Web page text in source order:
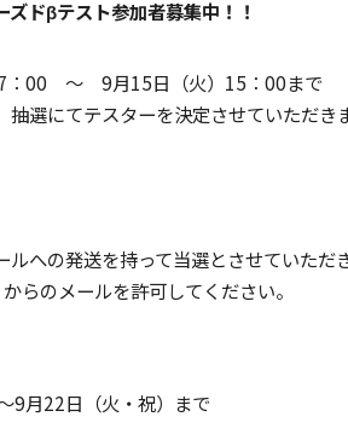
ドβテスト参加者募集中！！
：00 〜 9月15日（火）15：00まで
選にてテスターを決定させていただき
への発送を持って当選とさせていただ
のメールを許可してください。
9月22日（火・祝）まで